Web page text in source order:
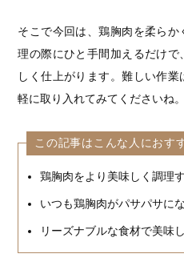
そこで今回は、鶏胸肉を柔ら
理の際にひと手間加えるだけ
しく仕上がります。難しい作
軽に取り入れてみてくださいね。
この記事はこんな人におす
鶏胸肉をより美味しく調理
いつも鶏胸肉がパサパサに
リーズナブルな食材で美味